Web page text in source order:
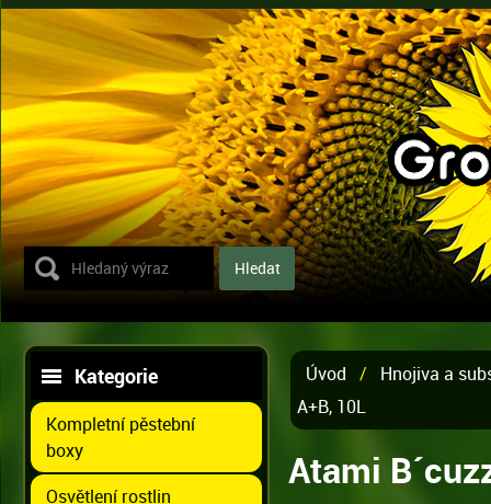
Kategorie
Kompletní pěstební
boxy
Osvětlení rostlin
Úvod /
Hnojiva a
A+B, 10L
Atami